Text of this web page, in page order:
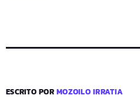
ESCRITO PORMOZOILO IRRATIA